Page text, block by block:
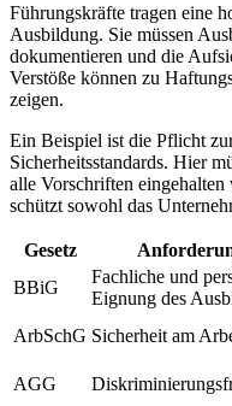
Führungskräfte tragen eine
Ausbildung. Sie müssen
dokumentieren und die
Verstöße können zu
zeigen.
Ein Beispiel ist die Pflicht
Sicherheitsstandards. Hier
alle Vorschriften
schützt sowohl das
Gesetz
BBiG
Fachliche und
Eignung des
ArbSchG Sicherheit am
AGG